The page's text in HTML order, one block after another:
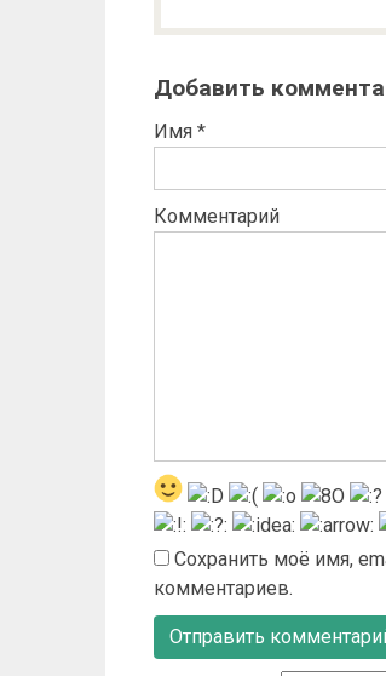
Добавить
Имя *
Комментарий
Сохранить моё имя,
комментариев.